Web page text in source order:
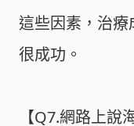
這些因素，治
很成功。
【Q7.網路上說